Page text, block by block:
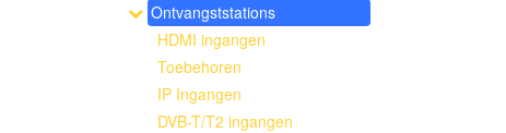
Ontvangststations
HDMI ingangen
Toebehoren
IP Ingangen
DVB-T/T2 ingangen